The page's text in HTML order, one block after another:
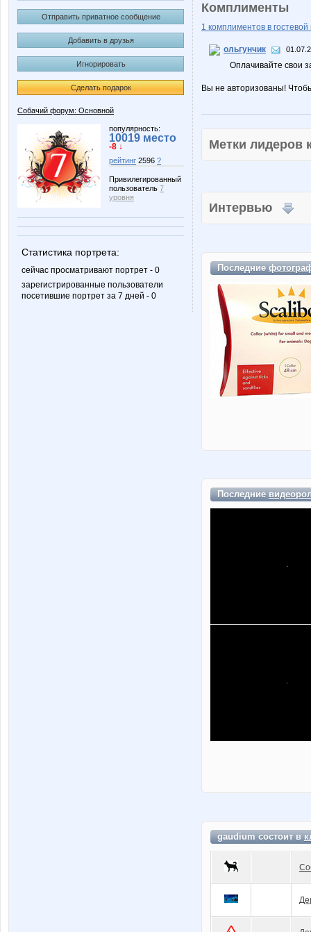
Отправить приватное сообщение
Добавить в друзья
Игнорировать
Сделать подарок
Собачий форум: Основной
популярность:
10019 место
-8 ↓
рейтинг 2596 ?
Привилегированный
пользователь 7
уровня
Статистика портрета:
сейчас просматривают портрет - 0
зарегистрированные пользователи
посетившие портрет за 7 дней - 0
Комплименты
1 комплиментов в гостевой
ольгунчик
Оплачивайте свои
Вы не авторизованы!
Метки
Интервью
Последние
Последние
gaudium состоит в